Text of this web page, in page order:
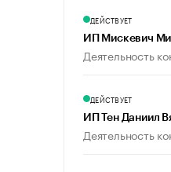
ДЕЙСТВУЕТ
ИП Мискевич
Деятельность
ДЕЙСТВУЕТ
ИП Тен Даниил
Деятельность